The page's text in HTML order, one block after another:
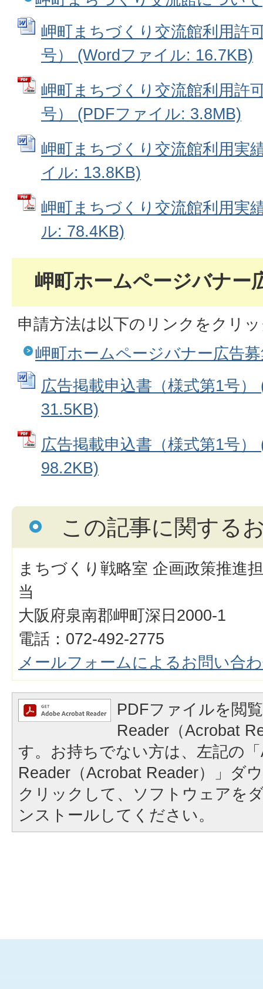
岬町まちづくり交流館利用許
号） (Wordファイル: 16.7KB)
岬町まちづくり交流館利用許
号） (PDFファイル: 3.8MB)
岬町まちづくり交流館利用実
イル: 13.8KB)
岬町まちづくり交流館利用実
ル: 78.4KB)
岬町ホームページバナー
申請方法は以下のリンクをクリ
岬町ホームページバナー広告
広告掲載申込書（様式第1号
31.5KB)
広告掲載申込書（様式第1号
98.2KB)
この記事に関する
まちづくり戦略室 企画政策推進
当
大阪府泉南郡岬町深日2000-1
電話：072-492-2775
メールフォームによるお問い合
PDFファイルを閲
Reader（Acrobat
す。お持ちでない方は、左記の
Reader（Acrobat Reader）」ダ
クリックして、ソフトウェアを
ンストールしてください。